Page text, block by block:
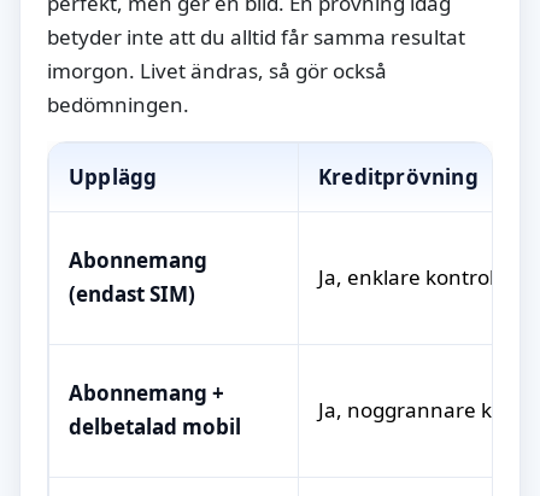
betyder inte att du alltid får samma resultat
imorgon. Livet ändras, så gör också
bedömningen.
Upplägg Kreditprövning
Abonnemang
(endast SIM)
Ja, enklare kontroll
Abonnemang +
delbetalad mobil
Ja, noggrannare